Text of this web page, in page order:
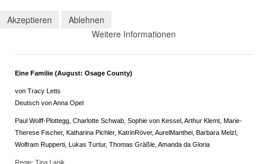
C.M.Meier
Eine Familie (August: Osage County)
von Tracy Letts
Deutsch von Anna Opel
Paul Wolff-Plottegg, Charlotte Schwab, Sophie von Kessel, Arthur Klemt, Marie-
Therese Fischer, Katharina Pichler, KatrinRöver, AurelManthei, Barbara Melzl,
Wolfram Rupperti, Lukas Turtur, Thomas Gräßle, Amanda da Gloria
Regie: Tina Lanik
Akzeptieren
Ablehnen
Weitere Informationen